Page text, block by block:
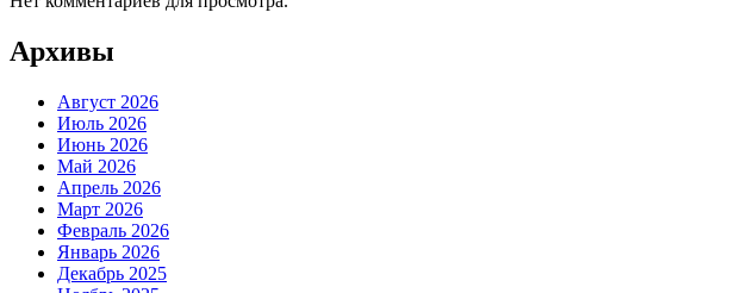
Архивы
Август 2026
Июль 2026
Июнь 2026
Май 2026
Апрель 2026
Март 2026
Февраль 2026
Январь 2026
Декабрь 2025